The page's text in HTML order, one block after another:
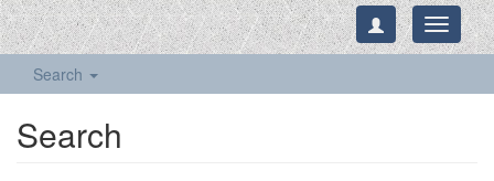
Toggle
Search
Search